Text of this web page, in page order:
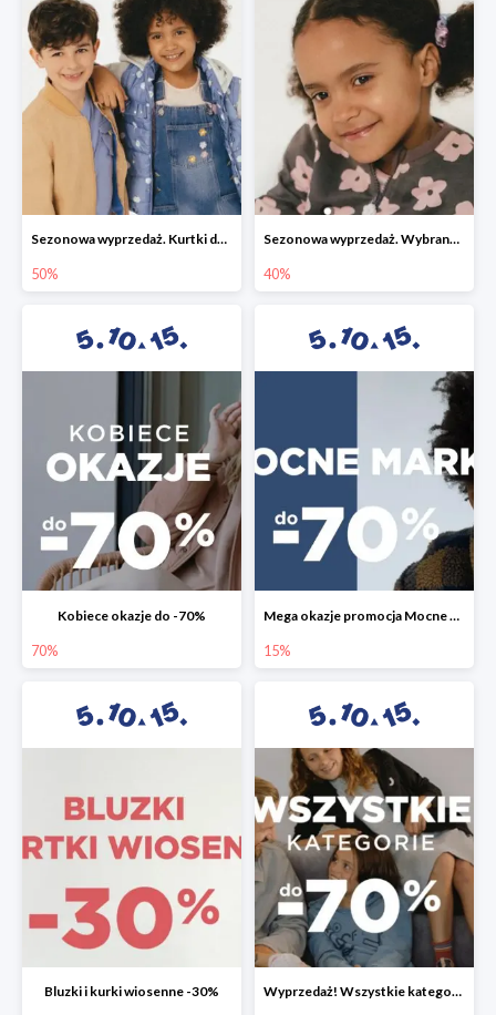
Sezonowa wyprzedaż. Kurtki do -50%
50%
Sezonowa wyprzedaż. Wybrane modele do -40%
40%
Kobiece okazje do -70%
70%
Mega okazje promocja Mocne marki do -70%
15%
Bluzki i kurki wiosenne -30% Wyprzedaż! Wszystkie kategorie do -70%